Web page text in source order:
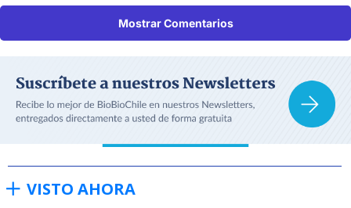
Mostrar Comentarios
VISTO AHORA